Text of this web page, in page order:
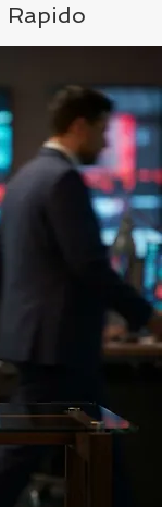
Rapido